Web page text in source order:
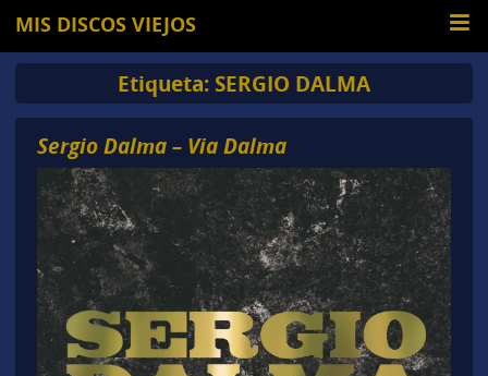
MIS DISCOS VIEJOS
Etiqueta: SERGIO DALMA
Sergio Dalma – Via Dalma